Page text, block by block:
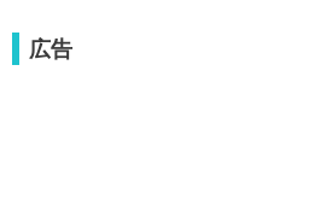
広告